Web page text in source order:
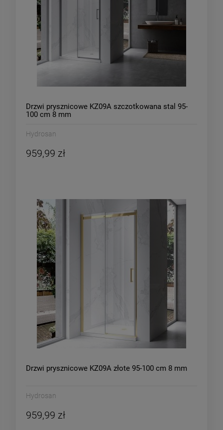
Drzwi prysznicowe KZ09A szczotkowana stal 95-
100 cm 8 mm
Hydrosan
959,99 zł
Drzwi prysznicowe KZ09A złote 95-100 cm 8 mm
Hydrosan
959,99 zł